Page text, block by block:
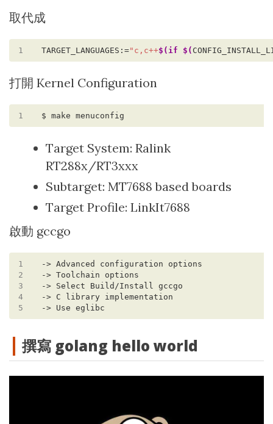
取代成
1 TARGET_LANGUAGES:="c,c++$(if $(
打開 Kernel Configuration
1
Target System: Ralink
RT288x/RT3xxx
Subtarget: MT7688 based boards
Target Profile: LinkIt7688
啟動 gccgo
1
2
3
4
5
撰寫 golang hello world